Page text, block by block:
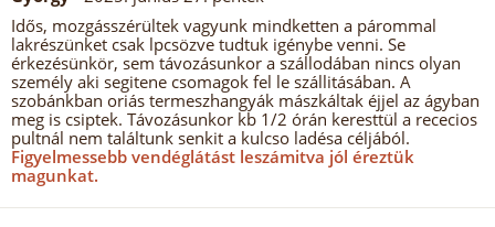
Idős, mozgásszérültek vagyunk mindketten a párommal
lakrészünket csak lpcsözve tudtuk igénybe venni. Se
érkezésünkör, sem távozásunkor a szállodában nincs olyan
személy aki segitene csomagok fel le szállitásában. A
szobánkban oriás termeszhangyák mászkáltak éjjel az ágyban
meg is csiptek. Távozásunkor kb 1/2 órán keresttül a rececios
pultnál nem találtunk senkit a kulcso ladésa céljából.
Figyelmessebb vendéglátást leszámitva jól éreztük
magunkat.